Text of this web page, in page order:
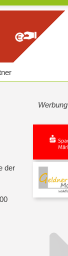
der
Werbung